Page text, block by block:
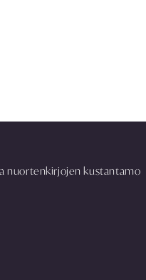
nuortenkirjojen kustantamo